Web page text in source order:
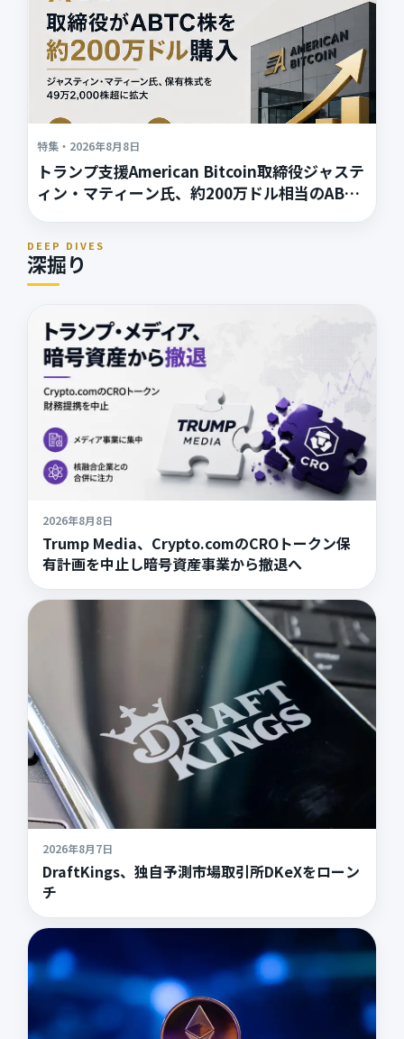
特集 ・ 2026年8月8日
トランプ支援American Bitcoin取締役ジャステ
ィン・マティーン氏、約200万ドル相当のABTC
株を取得
DEEP DIVES
深掘り
2026年8月8日
Trump Media、Crypto.comのCROトークン保
有計画を中止し暗号資産事業から撤退へ
2026年8月7日
DraftKings、独自予測市場取引所DKeXをローン
チ